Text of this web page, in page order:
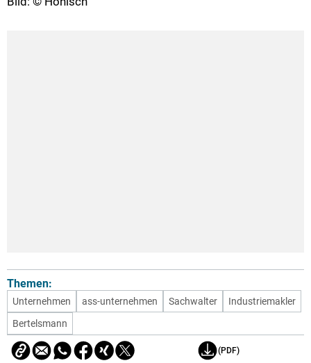
Themen:
Unternehmen ass-unternehmen Sachwalter
Industriemakler
Bertelsmann
(PDF)